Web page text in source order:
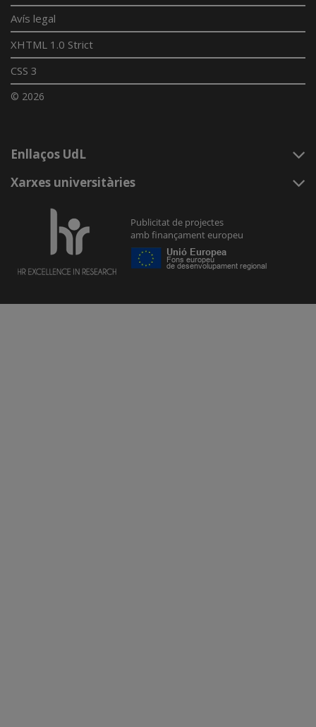
Avís legal
XHTML 1.0 Strict
CSS 3
© 2026
Enllaços UdL
Xarxes universitàries